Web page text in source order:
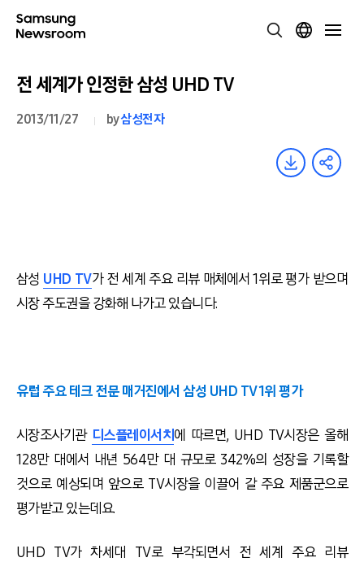
전 세계가 인정한 삼성 UHD TV
2013/11/27 by삼성전자
삼성 UHD TV가 전 세계 주요 리뷰 매체에서 1위로 평가 받으며
시장 주도권을 강화해 나가고 있습니다.
유럽 주요 테크 전문 매거진에서 삼성 UHD TV 1위 평가
시장조사기관 디스플레이서치에 따르면, UHD TV시장은 올해
128만 대에서 내년 564만 대 규모로 342%의 성장을 기록할
것으로 예상되며 앞으로 TV시장을 이끌어 갈 주요 제품군으로
평가받고 있는데요.
UHD TV가 차세대 TV로 부각되면서 전 세계 주요 리뷰